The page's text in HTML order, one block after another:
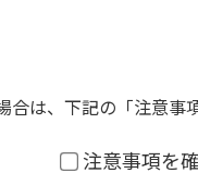
は、下記の「注意
注意事項を